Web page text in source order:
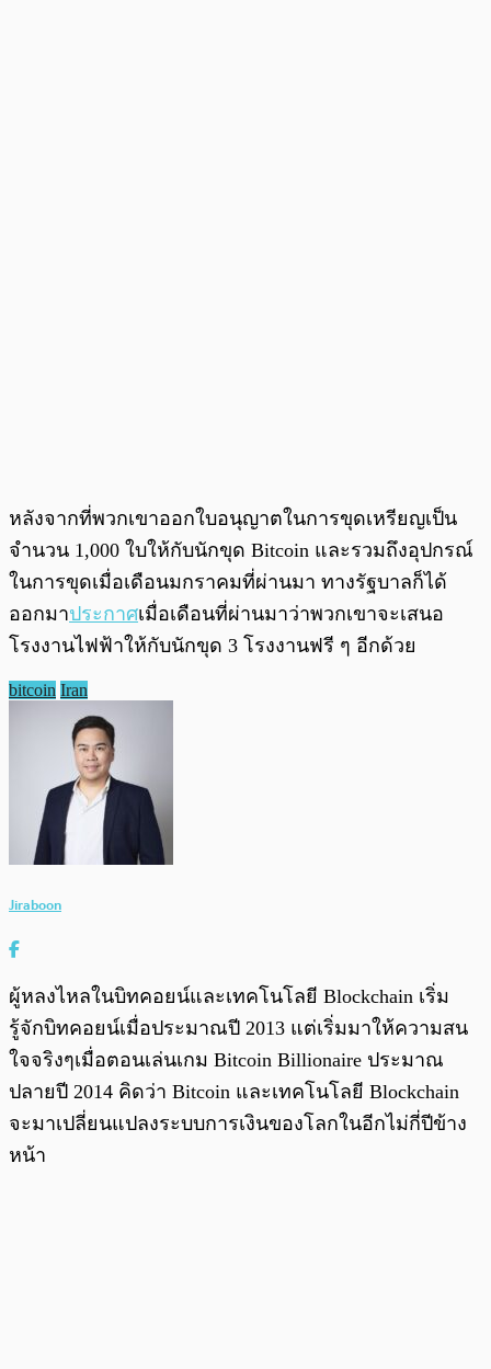
หลังจากที่พวกเขาออกใบอนุญาตในการขุดเหรียญเป็น
จำนวน 1,000 ใบให้กับนักขุด Bitcoin และรวมถึงอุปกรณ์
ในการขุดเมื่อเดือนมกราคมที่ผ่านมา ทางรัฐบาลก็ได้
ออกมาประกาศเมื่อเดือนที่ผ่านมาว่าพวกเขาจะเสนอ
โรงงานไฟฟ้าให้กับนักขุด 3 โรงงานฟรี ๆ อีกด้วย
bitcoin Iran
Jiraboon
ผู้หลงไหลในบิทคอยน์และเทคโนโลยี Blockchain เริ่ม
รู้จักบิทคอยน์เมื่อประมาณปี 2013 แต่เริ่มมาให้ความสน
ใจจริงๆเมื่อตอนเล่นเกม Bitcoin Billionaire ประมาณ
ปลายปี 2014 คิดว่า Bitcoin และเทคโนโลยี Blockchain
จะมาเปลี่ยนแปลงระบบการเงินของโลกในอีกไม่กี่ปีข้าง
หน้า